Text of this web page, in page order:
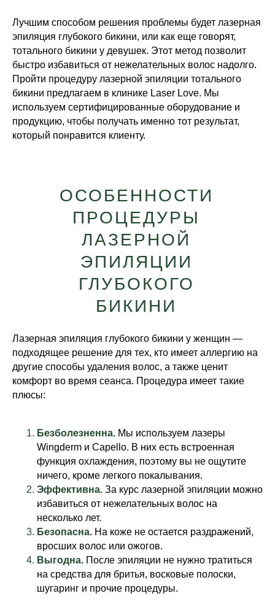
Лучшим способом решения проблемы будет лазерная
эпиляция глубокого бикини, или как еще говорят,
тотального бикини у девушек. Этот метод позволит
быстро избавиться от нежелательных волос надолго.
Пройти процедуру лазерной эпиляции тотального
бикини предлагаем в клинике Laser Love. Мы
используем сертифицированные оборудование и
продукцию, чтобы получать именно тот результат,
который понравится клиенту.
ОСОБЕННОСТИ
ПРОЦЕДУРЫ
ЛАЗЕРНОЙ
ЭПИЛЯЦИИ
ГЛУБОКОГО
БИКИНИ
Лазерная эпиляция глубокого бикини у женщин —
подходящее решение для тех, кто имеет аллергию на
другие способы удаления волос, а также ценит
комфорт во время сеанса. Процедура имеет такие
плюсы:
Безболезненна. Мы используем лазеры
Wingderm и Capello. В них есть встроенная
функция охлаждения, поэтому вы не ощутите
ничего, кроме легкого покалывания.
Эффективна. За курс лазерной эпиляции можно
избавиться от нежелательных волос на
несколько лет.
Безопасна. На коже не остается раздражений,
вросших волос или ожогов.
Выгодна. После эпиляции не нужно тратиться
на средства для бритья, восковые полоски,
шугаринг и прочие процедуры.